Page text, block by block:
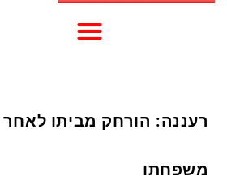
רעננה: הורחק מביתו
משפחתו